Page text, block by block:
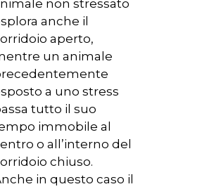
non stressato
anche il
aperto,
un animale
a uno stress
tutto il suo
immobile al
o all’interno del
chiuso.
in questo caso il
HOME